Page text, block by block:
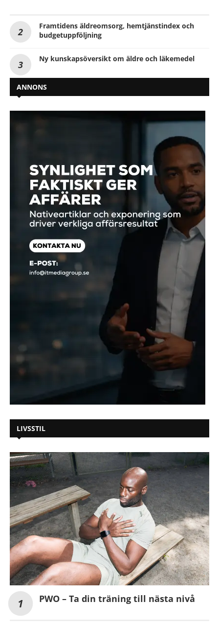
Framtidens äldreomsorg, hemtjänstindex och
budgetuppföljning
Ny kunskapsöversikt om äldre och läkemedel
ANNONS
LIVSSTIL
PWO – Ta din träning till nästa nivå